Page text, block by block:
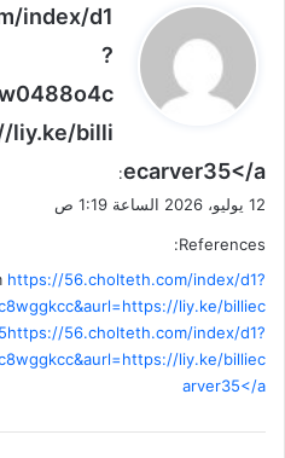
ي
و
ل
index/d1
?
liy.ke/billi
ecarver35</a
:
12 يوليو، 2026 الساعة 1:19 ص
References:
https://56.cholteth.com/index/d1?
liy.ke/billiec
56.cholteth.com/index/d1?
liy.ke/billiec
arver35</a